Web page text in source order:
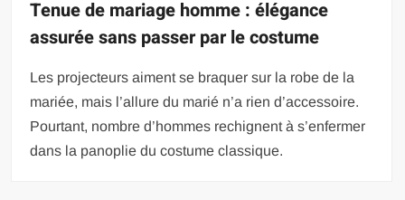
Tenue de mariage homme : élégance
assurée sans passer par le costume
Les projecteurs aiment se braquer sur la robe de la
mariée, mais l’allure du marié n’a rien d’accessoire.
Pourtant, nombre d’hommes rechignent à s’enfermer
dans la panoplie du costume classique.